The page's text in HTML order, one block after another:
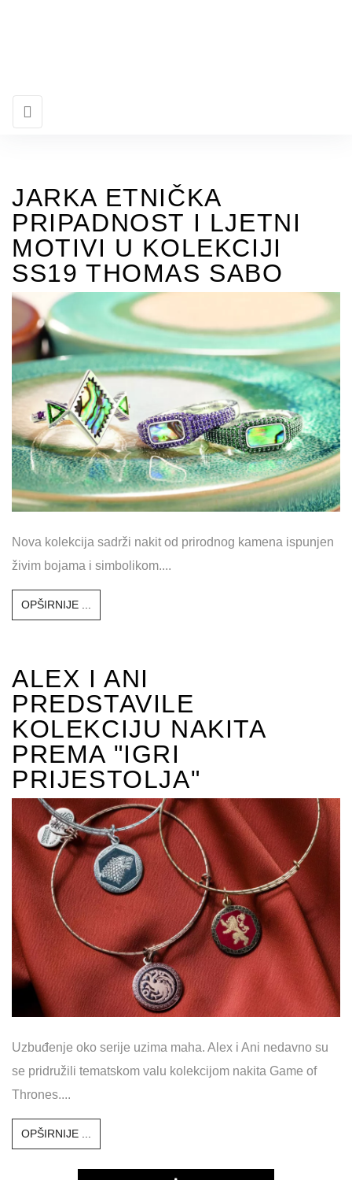
JARKA ETNIČKA
PRIPADNOST I LJETNI
MOTIVI U KOLEKCIJI
SS19 THOMAS SABO
Nova kolekcija sadrži nakit od prirodnog kamena ispunjen
živim bojama i simbolikom....
OPŠIRNIJE ...
ALEX I ANI
PREDSTAVILE
KOLEKCIJU NAKITA
PREMA "IGRI
PRIJESTOLJA"
Uzbuđenje oko serije uzima maha. Alex i Ani nedavno su
se pridružili tematskom valu kolekcijom nakita Game of
Thrones....
OPŠIRNIJE ...